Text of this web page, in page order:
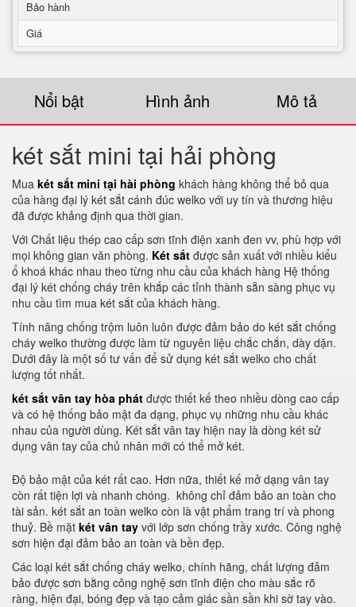
Bảo hành
Giá
Nổi bật Hình ảnh Mô tả
két sắt mini tại hải phòng
Mua két sắt mini tại hài phòng khách hàng không thể bỏ qua
của hàng đại lý két sắt cánh đúc welko với uy tín và thương hiệu
đã được khảng định qua thời gian.
Với Chất liệu thép cao cấp sơn tĩnh điện xanh đen vv, phù hợp với
mọi không gian văn phòng. Két sắt được sản xuất với nhiều kiểu
ổ khoá khác nhau theo từng nhu cầu của khách hàng Hệ thống
đại lý két chống cháy trên khắp các tỉnh thành sẵn sàng phục vụ
nhu cầu tìm mua két sắt của khách hàng.
Tính năng chống trộm luôn luôn được đảm bảo do két sắt chống
cháy welko thường được làm từ nguyên liệu chắc chắn, dày dặn.
Dưới đây là một số tư vấn để sử dụng két sắt welko cho chất
lượng tốt nhất.
két sắt vân tay hòa phát được thiết kế theo nhiều dòng cao cấp
và có hệ thống bảo mật đa dạng, phục vụ những nhu cầu khác
nhau của người dùng. Két sắt vân tay hiện nay là dòng két sử
dụng vân tay của chủ nhân mới có thể mở két.
Độ bảo mật của két rất cao. Hơn nữa, thiết kế mở dạng vân tay
còn rất tiện lợi và nhanh chóng. không chỉ đảm bảo an toàn cho
tài sản. két sắt an toàn welko còn là vật phẩm trang trí và phong
thuỷ. Bề mặt két vân tay với lớp sơn chống trầy xước. Công nghệ
sơn hiện đại đảm bảo an toàn và bền đẹp.
Các loại két sắt chống cháy welko, chính hãng, chất lượng đảm
bảo được sơn bằng công nghệ sơn tĩnh điện cho màu sắc rõ
ràng, hiện đại, bóng đẹp và tạo cảm giác sần sần khi sờ tay vào.